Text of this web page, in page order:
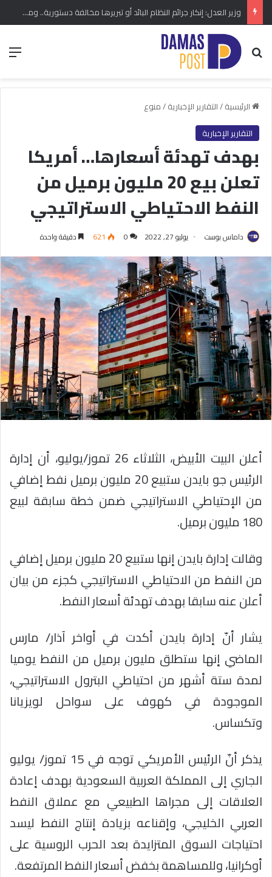
وزير العدل: إنكار جرائم النظام البائد أو تبريرها مخالفة دستورية.. ومشروع قانون خاص إلى مجلس الشعب
بحث عن
الرئيسية/التقارير الإخبارية/منوع
التقارير الإخبارية
بهدف تهدئة أسعارها… أمريكا
تعلن بيع 20 مليون برميل من
النفط الاحتياطي الاستراتيجي
داماس بوست يوليو 27, 2022 0
621 دقيقة واحدة
أعلن البيت الأبيض، الثلاثاء 26 تموز/يوليو، أن إدارة
الرئيس جو بايدن ستبيع 20 مليون برميل نفط إضافي
من الإحتياطي الاستراتيجي ضمن خطة سابقة لبيع
180 مليون برميل.
وقالت إدارة بايدن إنها ستبيع 20 مليون برميل إضافي
من النفط من الاحتياطي الاستراتيجي كجزء من بيان
أعلن عنه سابقا بهدف تهدئة أسعار النفط.
يشار أنّ إدارة بايدن أكدت في أواخر آذار/ مارس
الماضي إنها ستطلق مليون برميل من النفط يوميا
لمدة ستة أشهر من احتياطي البترول الاستراتيجي،
الموجودة في كهوف على سواحل لويزيانا
وتكساس.
يذكر أنّ الرئيس الأمريكي توجه في 15 تموز/ يوليو
الجاري إلى المملكة العربية السعودية بهدف إعادة
العلاقات إلى مجراها الطبيعي مع عملاق النفط
العربي الخليجي، وإقناعه بزيادة إنتاج النفط ليسد
احتياجات السوق المتزايدة بعد الحرب الروسية على
أوكرانيا، وللمساهمة بخفض أسعار النفط المرتفعة.